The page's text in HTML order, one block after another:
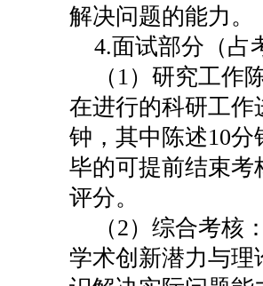
解决问题的能力。
4.面试部分（占
（1）研究工作
在进行的科研工作
钟，其中陈述10
毕的可提前结束考
评分。
（2）综合考核
学术创新潜力与理